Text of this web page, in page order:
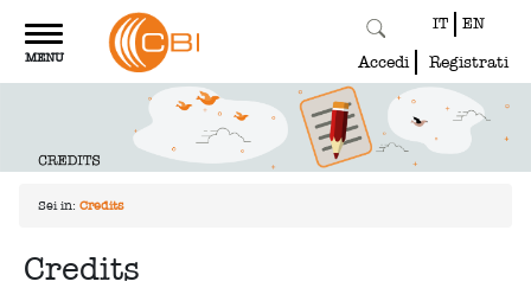
Toggle
navigation
MENU
IT EN
Accedi Registrati
Sei in: Credits
Credits